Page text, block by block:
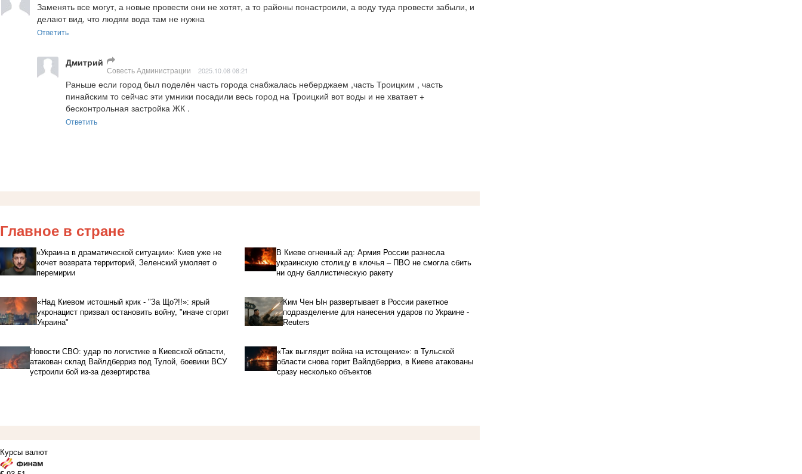
Заменять все могут, а новые провести они не хотят, а то районы понастроили, а воду туда провести забыли, и
делают вид, что людям вода там не нужна
Ответить
Дмитрий
Совесть Администрации 2025.10.08 08:21
Раньше если город был поделён часть города снабжалась неберджаем ,часть Троицким , часть
пинайским то сейчас эти умники посадили весь город на Троицкий вот воды и не хватает +
бесконтрольная застройка ЖК .
Ответить
Главное в стране
«Украина в драматической ситуации»: Киев уже не
хочет возврата территорий, Зеленский умоляет о
перемирии
В Киеве огненный ад: Армия России разнесла
украинскую столицу в клочья – ПВО не смогла сбить
ни одну баллистическую ракету
«Над Киевом истошный крик - "За Що?!!»: ярый
укронацист призвал остановить войну, "иначе сгорит
Украина"
Ким Чен Ын развертывает в России ракетное
подразделение для нанесения ударов по Украине -
Reuters
Новости СВО: удар по логистике в Киевской области,
атакован склад Вайлдберриз под Тулой, боевики ВСУ
устроили бой из-за дезертирства
«Так выглядит война на истощение»: в Тульской
области снова горит Вайлдберриз, в Киеве атакованы
сразу несколько объектов
Курсы валют